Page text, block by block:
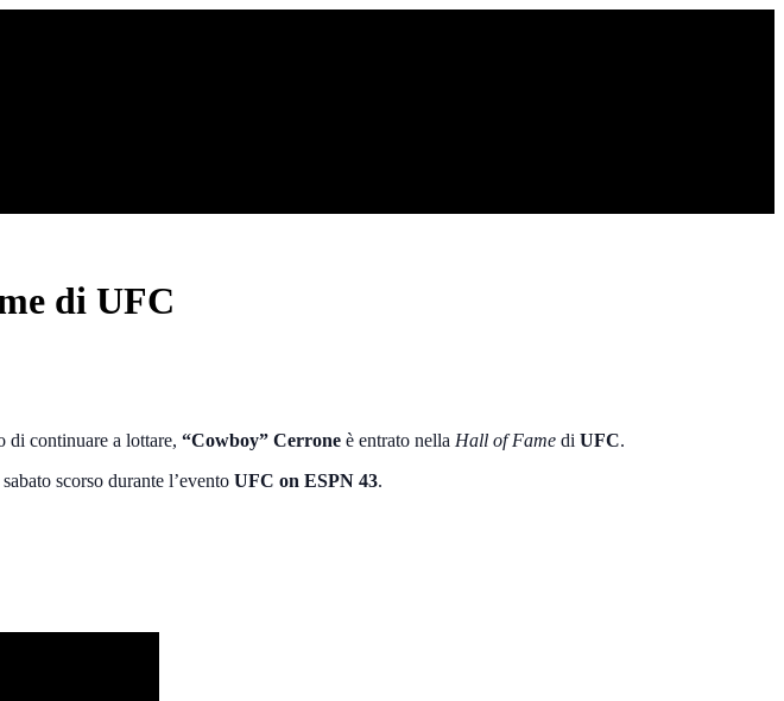
di UFC
di continuare a lottare, “Cowboy” Cerrone è entrato nella Hall of Fame di UFC.
scorso durante l’evento UFC on ESPN 43.